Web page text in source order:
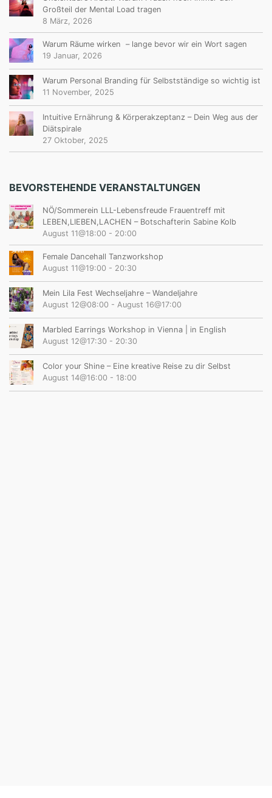
G
Großteil der Mental Load tragen
8 März, 2026
Warum Räume wirken – lange bevor wir ein Wort sagen
19 Januar, 2026
Warum Personal Branding für Selbstständige so wichtig ist
11 November, 2025
Intuitive Ernährung & Körperakzeptanz – Dein Weg aus der
Diätspirale
27 Oktober, 2025
BEVORSTEHENDE VERANSTALTUNGEN
NÖ/Sommerein LLL-Lebensfreude Frauentreff mit
LEBEN,LIEBEN,LACHEN – Botschafterin Sabine Kolb
August 11@18:00 - 20:00
Female Dancehall Tanzworkshop
August 11@19:00 - 20:30
Mein Lila Fest Wechseljahre – Wandeljahre
August 12@08:00 - August 16@17:00
Marbled Earrings Workshop in Vienna | in English
August 12@17:30 - 20:30
Color your Shine – Eine kreative Reise zu dir Selbst
August 14@16:00 - 18:00